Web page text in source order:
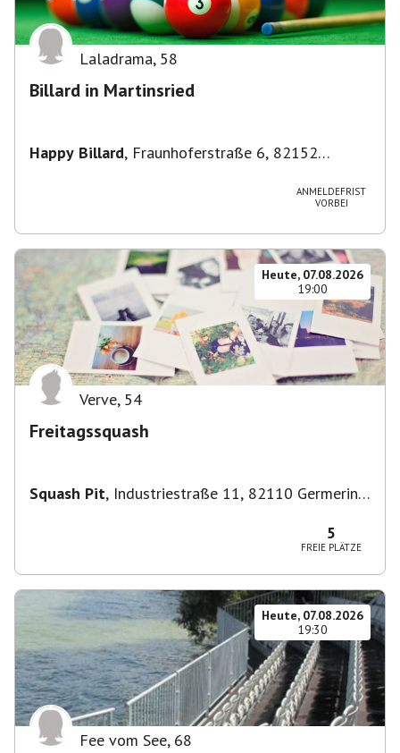
Laladrama, 58
Billard in Martinsried
Happy Billard, Fraunhoferstraße 6, 82152
ANMELDEFRIST
VORBEI
Heute, 07.08.2026
19:00
Verve, 54
Freitagssquash
Squash Pit, Industriestraße 11, 82110 Germering,
5
FREIE PLÄTZE
Heute, 07.08.2026
19:30
Fee vom See, 68